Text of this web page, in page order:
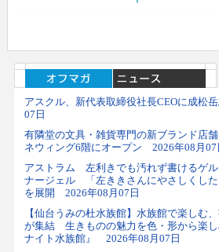
アスクル、新代表取締役社長CEOに成松
07日
有隣堂の文具・雑貨専門の新ブランド店
ネウィング6階にオープン 2026年08月07
アストラム 左利きでも汚れず書けるゲ
ナージェル 「左ききさんにやさしくした
を展開 2026年08月07日
【仙台うみの杜水族館】水族館で楽しむ
が集結 生きものの魅力を色・形から楽し
ナイト水族館』 2026年08月07日